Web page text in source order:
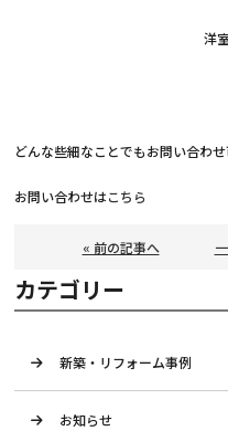
洋
どんな些細なことでもお問い合わ
お問い合わせはこちら
« 前の記事へ
カテゴリー
新築・リフォーム事例
お知らせ